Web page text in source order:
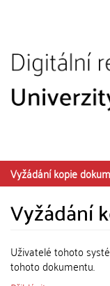
Vyžádání kopie
Vyžádání
Uživatelé tohoto
tohoto dokumentu.